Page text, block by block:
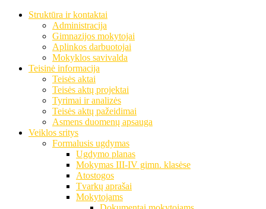
Struktūra ir kontaktai
Administracija
Gimnazijos mokytojai
Aplinkos darbuotojai
Mokyklos savivalda
Teisinė informacija
Teisės aktai
Teisės aktų projektai
Tyrimai ir analizės
Teisės aktų pažeidimai
Asmens duomenų apsauga
Veiklos sritys
Formalusis ugdymas
Ugdymo planas
Mokymas III-IV gimn. klasėse
Atostogos
Tvarkų aprašai
Mokytojams